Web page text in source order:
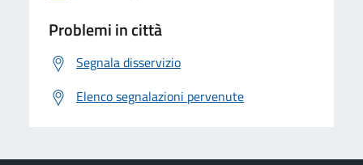
Problemi in città
Segnala disservizio
Elenco segnalazioni pervenute